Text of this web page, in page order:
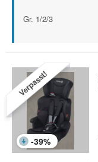
Gr. 1/2/3
Verpasst!
-39%